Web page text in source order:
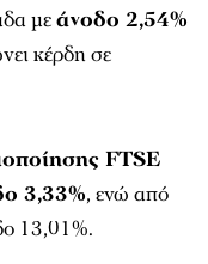
μεάνοδο 2,54%
κέρδη σε
FTSE
3,33%, ενώ από
13,01%.